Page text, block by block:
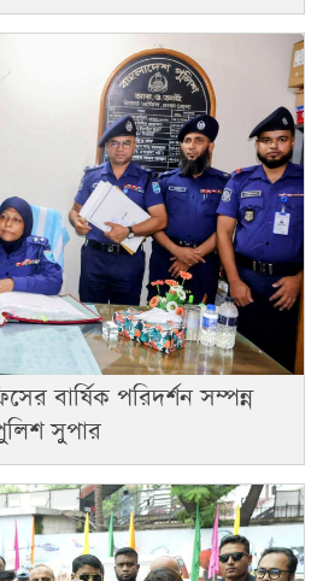
বার্ষিক পরিদর্শন সম্পন্ন
সুপার